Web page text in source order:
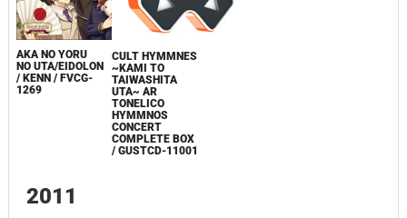
AKA NO YORU
NO UTA/EIDOLON
/ KENN / FVCG-
1269
CULT HYMMNES
~KAMI TO
TAIWASHITA
UTA~ AR
TONELICO
HYMMNOS
CONCERT
COMPLETE BOX
/ GUSTCD-11001
2011